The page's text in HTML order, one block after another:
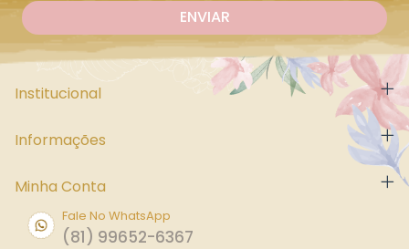
Institucional
Informações
Minha Conta
Fale No WhatsApp
(81) 99652-6367